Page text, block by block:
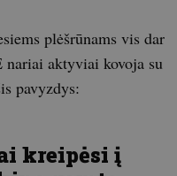
plėšrūnams vis dar
aktyviai kovoja su
pavyzdys:
kreipėsi į